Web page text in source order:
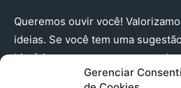
Gerenciar
Queremos ouvir você!
ideias. Se você tem uma
história que merece ser